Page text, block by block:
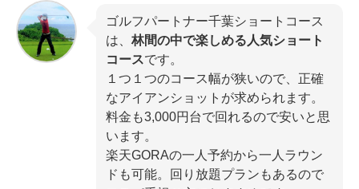
ゴルフパートナー千葉ショートコース
は、 林間の中で楽しめる人気ショート
コースです。
１つ１つのコース幅が狭いので、正確
なアイアンショットが求められます。
料金も3,000円台で回れるので安いと思
います。
楽天GORAの一人予約から一人ラウン
ドも可能。回り放題プランもあるので